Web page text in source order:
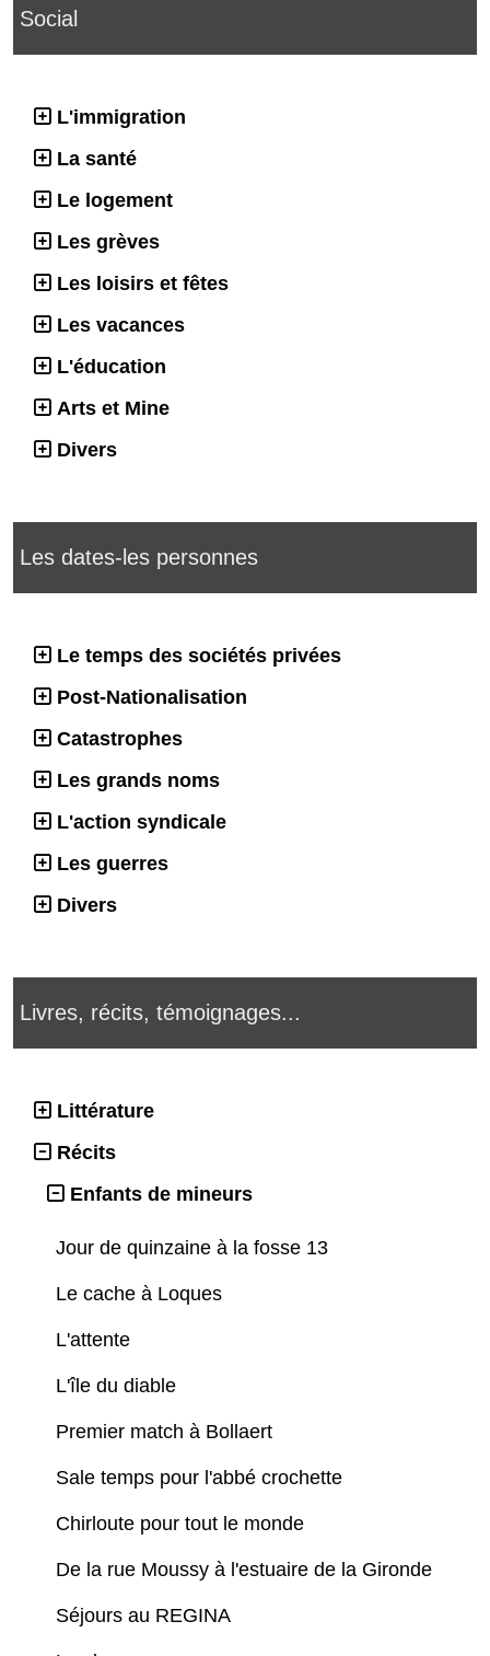
Social
L'immigration
La santé
Le logement
Les grèves
Les loisirs et fêtes
Les vacances
L'éducation
Arts et Mine
Divers
Les dates-les personnes
Le temps des sociétés privées
Post-Nationalisation
Catastrophes
Les grands noms
L'action syndicale
Les guerres
Divers
Livres, récits, témoignages...
Littérature
Récits
Enfants de mineurs
Jour de quinzaine à la fosse 13
Le cache à Loques
L'attente
L'île du diable
Premier match à Bollaert
Sale temps pour l'abbé crochette
Chirloute pour tout le monde
De la rue Moussy à l'estuaire de la Gironde
Séjours au REGINA